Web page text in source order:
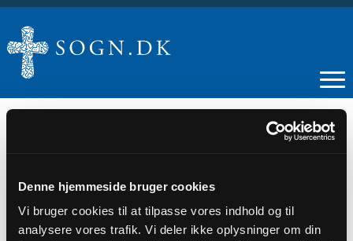
Denne hjemmeside bruger cookies
Vi bruger cookies til at tilpasse vores indhold og til
analysere vores trafik. Vi deler ikke oplysninger om din
19
MAJ